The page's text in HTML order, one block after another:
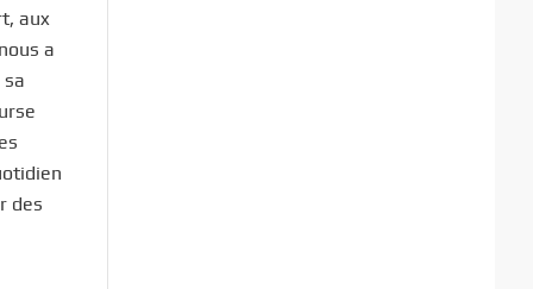
aux
a
des